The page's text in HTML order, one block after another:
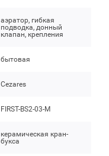
аэратор, гибкая
подводка, донный
клапан, крепления
бытовая
Cezares
FIRST-BS2-03-M
керамическая кран-
букса